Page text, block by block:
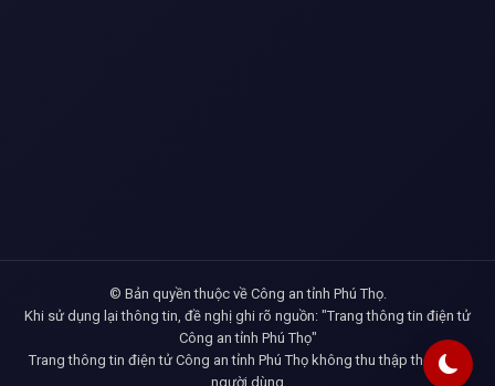
© Bản quyền thuộc về Công an tỉnh Phú Thọ.
Khi sử dụng lại thông tin, đề nghị ghi rõ nguồn: "Trang thông tin điện tử
Công an tỉnh Phú Thọ"
Trang thông tin điện tử Công an tỉnh Phú Thọ không thu thập thông tin
người dùng